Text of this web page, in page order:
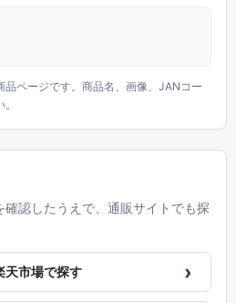
ページです。商品名、画像、JANコー
確認したうえで、通販サイトでも探
天市場で探す ›